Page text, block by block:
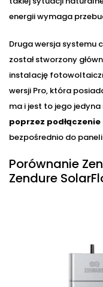
energii wymaga
Druga wersja systemu
został stworzony
instalację
wersji Pro, która
ma i jest to jego jedyna
poprzez
bezpośrednio do
Porównanie
Zendure